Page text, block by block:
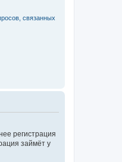
связанных
регистрация
займёт у